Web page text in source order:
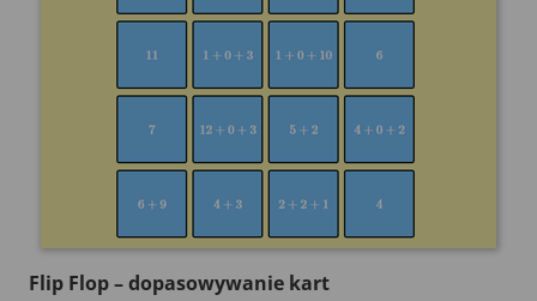
Flip Flop – dopasowywanie kart